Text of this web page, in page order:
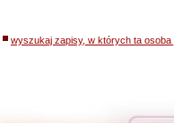
wyszukaj zapisy, w których ta osoba